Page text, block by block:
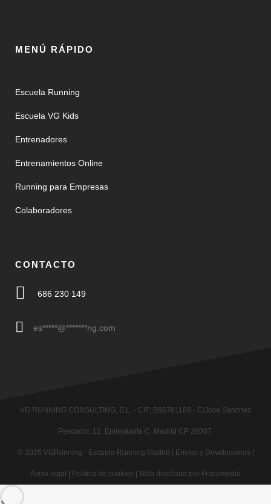
MENÚ RÁPIDO
Escuela Running
Escuela VG Kids
Entrenadores
Entrenamientos Online
Running para Empresas
Colaboradores
CONTACTO
686 230 149
es*****@*******ng.com
VG RUNNING CONSULTING, S.L. - CIF: B86781168 - C/Jose Sánchez
Pescador, 12. Entreplanta C. Madrid CP 28007
© 2025 VGRunning - Escuela Running Madrid | Envíos y Devoluciones |
Aviso legal | Política de cookies | Web diseñada por Frucomedia